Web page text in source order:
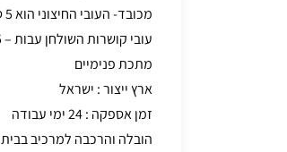
מכובד- העובי החיצוני הוא 5 ס"מ
מתכת פנימיים
ארץ ייצור : ישראל
זמן אספקה : 24 ימי עבודה
הובלה והרכבה למרכיב בבית 220 ₪